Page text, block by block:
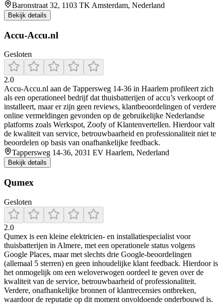
Baronstraat 32, 1103 TK Amsterdam, Nederland
Bekijk details
Accu-Accu.nl
Gesloten
2.0
Accu‑Accu.nl aan de Tappersweg 14‑36 in Haarlem profileert zich
als een operationeel bedrijf dat thuisbatterijen of accu’s verkoopt of
installeert, maar er zijn geen reviews, klantbeoordelingen of verdere
online vermeldingen gevonden op de gebruikelijke Nederlandse
platforms zoals Werkspot, Zoofy of Klantenvertellen. Hierdoor valt
de kwaliteit van service, betrouwbaarheid en professionaliteit niet te
beoordelen op basis van onafhankelijke feedback.
Tappersweg 14-36, 2031 EV Haarlem, Nederland
Bekijk details
Qumex
Gesloten
2.0
Qumex is een kleine elektricien- en installatiespecialist voor
thuisbatterijen in Almere, met een operationele status volgens
Google Places, maar met slechts drie Google-beoordelingen
(allemaal 5 sterren) en geen inhoudelijke klant feedback. Hierdoor is
het onmogelijk om een weloverwogen oordeel te geven over de
kwaliteit van de service, betrouwbaarheid of professionaliteit.
Verdere, onafhankelijke bronnen of klantrecensies ontbreken,
waardoor de reputatie op dit moment onvoldoende onderbouwd is.